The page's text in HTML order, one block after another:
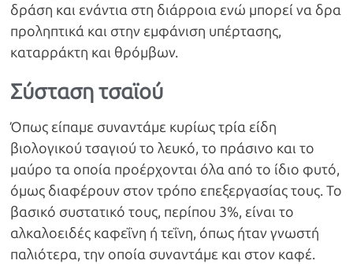
δράση και ενάντια στη διάρροια ενώ μπορεί να δρα
προληπτικά και στην εμφάνιση υπέρτασης,
καταρράκτη και θρόμβων.
Σύσταση τσαϊού
Όπως είπαμε συναντάμε κυρίως τρία είδη
βιολογικού τσαγιού το λευκό, το πράσινο και το
μαύρο τα οποία προέρχονται όλα από το ίδιο φυτό,
όμως διαφέρουν στον τρόπο επεξεργασίας τους. Το
βασικό συστατικό τους, περίπου 3%, είναι το
αλκαλοειδές καφεΐνη ή τεΐνη, όπως ήταν γνωστή
παλιότερα, την οποία συναντάμε και στον καφέ.